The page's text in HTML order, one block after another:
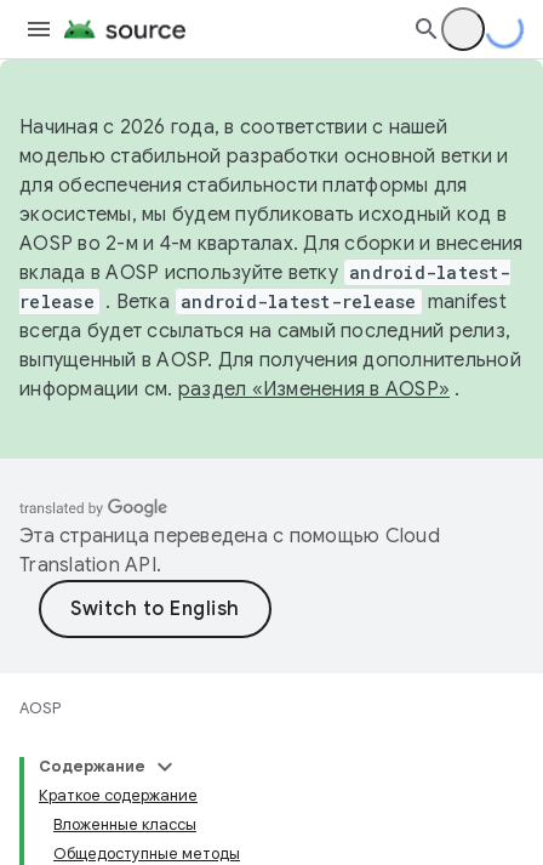
Начиная с 2026 года, в соответствии с нашей
моделью стабильной разработки основной ветки и
для обеспечения стабильности платформы для
экосистемы, мы будем публиковать исходный код в
AOSP во 2-м и 4-м кварталах. Для сборки и внесения
вклада в AOSP используйте ветку android-latest-
release . Ветка android-latest-release manifest
всегда будет ссылаться на самый последний релиз,
выпущенный в AOSP. Для получения дополнительной
информации см. раздел «Изменения в AOSP» .
Эта страница переведена с помощью Cloud
Translation API.
AOSP
Содержание
Краткое содержание
Вложенные классы
Общедоступные методы